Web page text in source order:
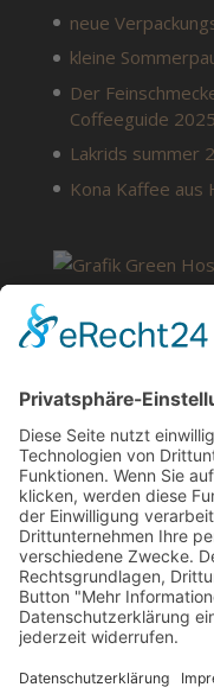
neue
kleine
Der
Coffeeguide 2025
Lakrids summer
Kona Kaffee aus
SERVICE
Glossar
Vertrag
Barrierefreiheit
Jugendschutz
AGB
Impressum